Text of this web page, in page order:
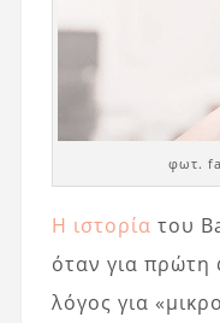
φωτ.
Η ιστορία του
όταν για πρώτη
λόγος για